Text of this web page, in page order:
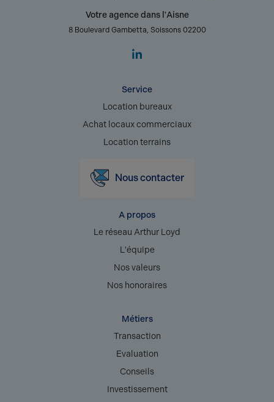
Votre agence dans l'Aisne
8 Boulevard Gambetta, Soissons 02200
Service
Location bureaux
Achat locaux commerciaux
Location terrains
Nous contacter
A propos
Le réseau Arthur Loyd
L'équipe
Nos valeurs
Nos honoraires
Métiers
Transaction
Evaluation
Conseils
Investissement